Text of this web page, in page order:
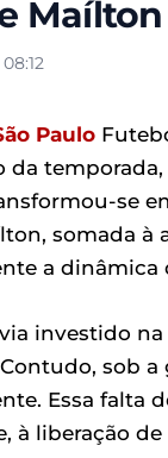
Maílton
Paulo
se
somada à
a dinâmica
investido
sob
Essa falta
à liberação de